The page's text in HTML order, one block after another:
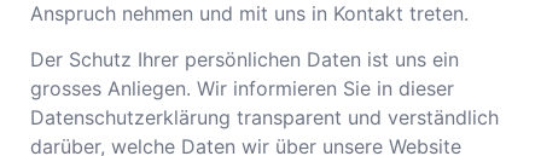
Anspruch nehmen und mit uns in Kontakt treten.
Der Schutz Ihrer persönlichen Daten ist uns ein
grosses Anliegen. Wir informieren Sie in dieser
Datenschutzerklärung transparent und verständlich
darüber, welche Daten wir über unsere Website